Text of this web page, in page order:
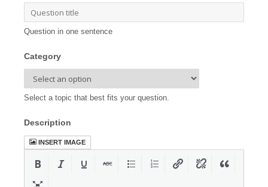
Question in one sentence
Category
Select a topic that best fits your question.
Description
INSERT IMAGE